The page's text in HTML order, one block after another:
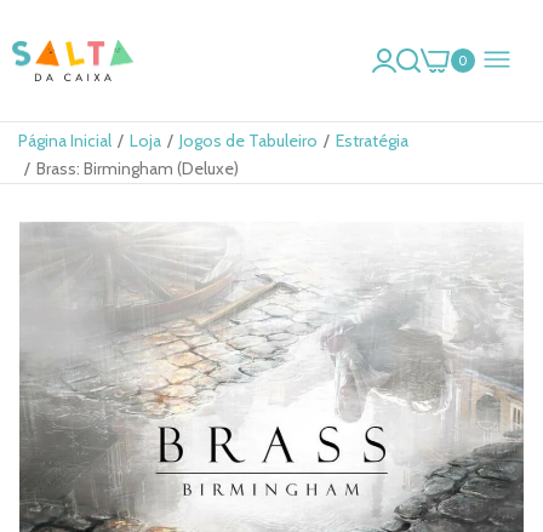
0
Página Inicial Loja Jogos de Tabuleiro
Estratégia
Brass: Birmingham (Deluxe)